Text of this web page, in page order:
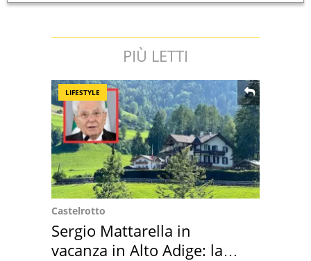
PIÙ LETTI
LIFESTYLE
Castelrotto
Sergio Mattarella in
vacanza in Alto Adige: la